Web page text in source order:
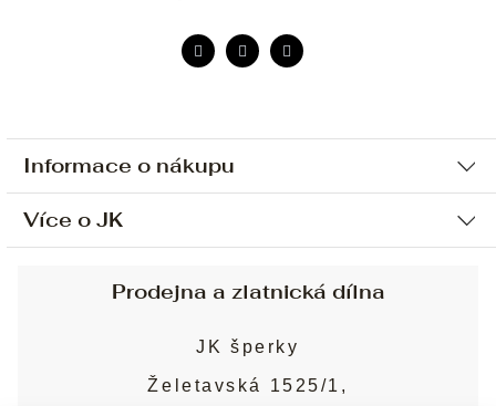
Informace o nákupu
Ochrana osobních údajů
Sjednání osobní schůzky
Obchodní podmínky
Puncovní značky
Více o JK
Prodejna a zlatnická dílna
JK šperky
Želetavská 1525/1,